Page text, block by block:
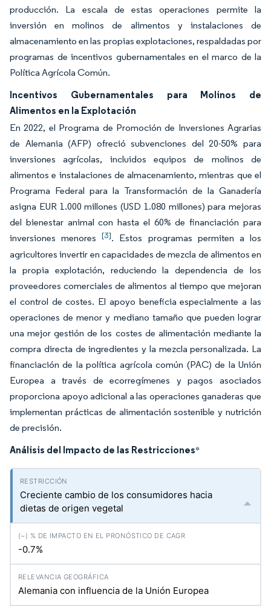
producción. La escala de estas operaciones permite la
inversión en molinos de alimentos y instalaciones de
almacenamiento en las propias explotaciones, respaldadas por
programas de incentivos gubernamentales en el marco de la
Política Agrícola Común.
Incentivos Gubernamentales para Molinos de
Alimentos en la Explotación
En 2022, el Programa de Promoción de Inversiones Agrarias
de Alemania (AFP) ofreció subvenciones del 20-50% para
inversiones agrícolas, incluidos equipos de molinos de
alimentos e instalaciones de almacenamiento, mientras que el
Programa Federal para la Transformación de la Ganadería
asigna EUR 1.000 millones (USD 1.080 millones) para mejoras
del bienestar animal con hasta el 60% de financiación para
inversiones menores[3]. Estos programas permiten a los
agricultores invertir en capacidades de mezcla de alimentos en
la propia explotación, reduciendo la dependencia de los
proveedores comerciales de alimentos al tiempo que mejoran
el control de costes. El apoyo beneficia especialmente a las
operaciones de menor y mediano tamaño que pueden lograr
una mejor gestión de los costes de alimentación mediante la
compra directa de ingredientes y la mezcla personalizada. La
financiación de la política agrícola común (PAC) de la Unión
Europea a través de ecorregímenes y pagos asociados
proporciona apoyo adicional a las operaciones ganaderas que
implementan prácticas de alimentación sostenible y nutrición
de precisión.
Análisis del Impacto de las Restricciones*
Creciente cambio de los consumidores hacia
dietas de origen vegetal
-0.7%
Alemania con influencia de la Unión Europea